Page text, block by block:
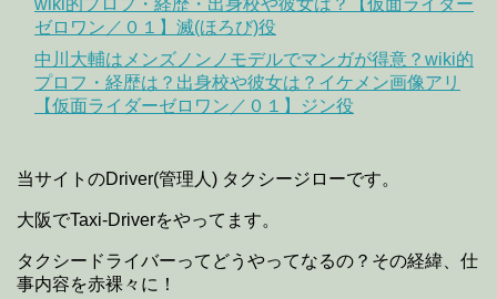
ゼロワン／０１】滅(ほろび)役
中川大輔はメンズノンノモデルでマンガが得意？wiki的
プロフ・経歴は？出身校や彼女は？イケメン画像アリ
【仮面ライダーゼロワン／０１】ジン役
当サイトのDriver(管理人) タクシージローです。
大阪でTaxi-Driverをやってます。
タクシードライバーってどうやってなるの？その経緯、仕
事内容を赤裸々に！